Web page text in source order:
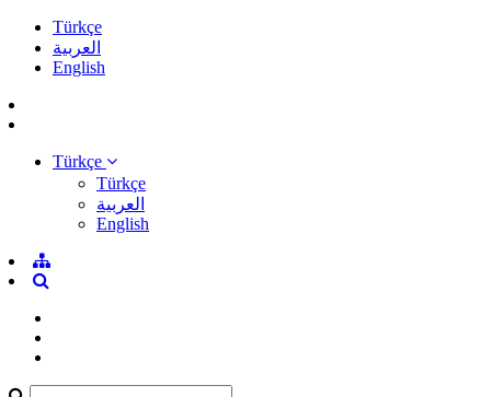
Türkçe
العربية
English
Türkçe
Türkçe
العربية
English